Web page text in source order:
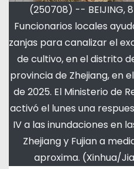
(250708) -- BEIJING,
Funcionarios locales
zanjas para canalizar el
de cultivo, en el distrito
provincia de Zhejiang, en
de 2025. El Ministerio de
activó el lunes una
IV a las inundaciones en
Zhejiang y Fujian a
aproxima. (Xinhua/